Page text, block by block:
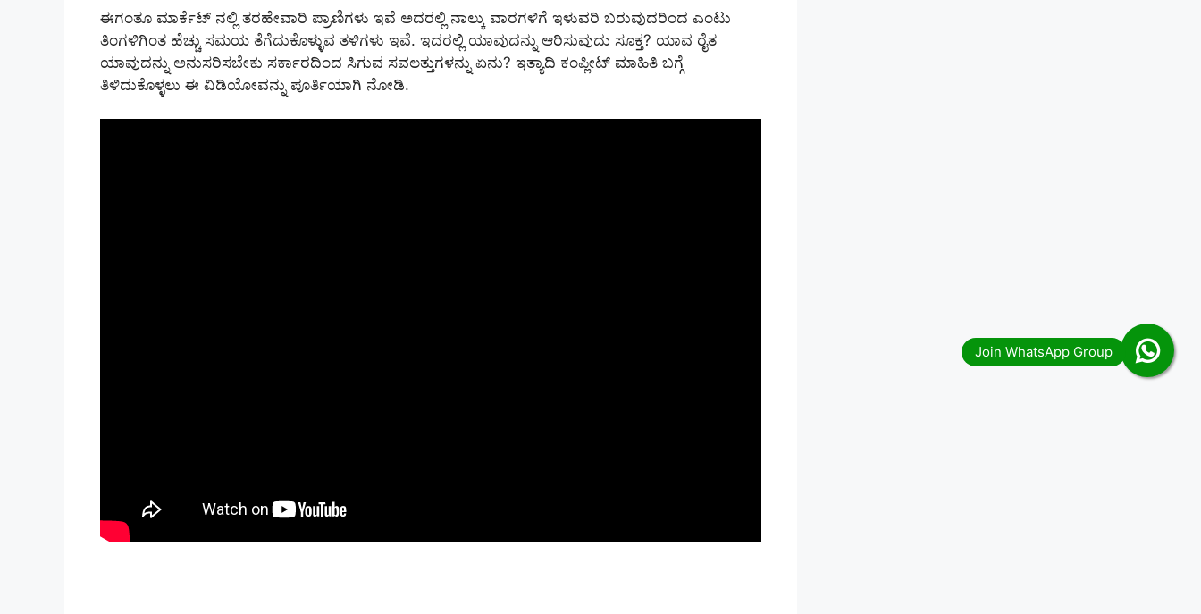
ಈಗಂತೂ ಮಾರ್ಕೆಟ್ ನಲ್ಲಿ ತರಹೇವಾರಿ ಪ್ರಾಣಿಗಳು ಇವೆ ಅದರಲ್ಲಿ ನಾಲ್ಕು ವಾರಗಳಿಗೆ ಇಳುವರಿ ಬರುವುದರಿಂದ ಎಂಟು
ತಿಂಗಳಿಗಿಂತ ಹೆಚ್ಚು ಸಮಯ ತೆಗೆದುಕೊಳ್ಳುವ ತಳಿಗಳು ಇವೆ. ಇದರಲ್ಲಿ ಯಾವುದನ್ನು ಆರಿಸುವುದು ಸೂಕ್ತ? ಯಾವ ರೈತ
ಯಾವುದನ್ನು ಅನುಸರಿಸಬೇಕು ಸರ್ಕಾರದಿಂದ ಸಿಗುವ ಸವಲತ್ತುಗಳನ್ನು ಏನು? ಇತ್ಯಾದಿ ಕಂಪ್ಲೀಟ್ ಮಾಹಿತಿ ಬಗ್ಗೆ
ತಿಳಿದುಕೊಳ್ಳಲು ಈ ವಿಡಿಯೋವನ್ನು ಪೂರ್ತಿಯಾಗಿ ನೋಡಿ.